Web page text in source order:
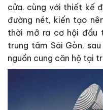
cửa. cùng với thiết kế
đường nét, kiến tạo
thời mở ra cơ hội đầu
trung tâm Sài Gòn,
nguồn cung căn hộ tại